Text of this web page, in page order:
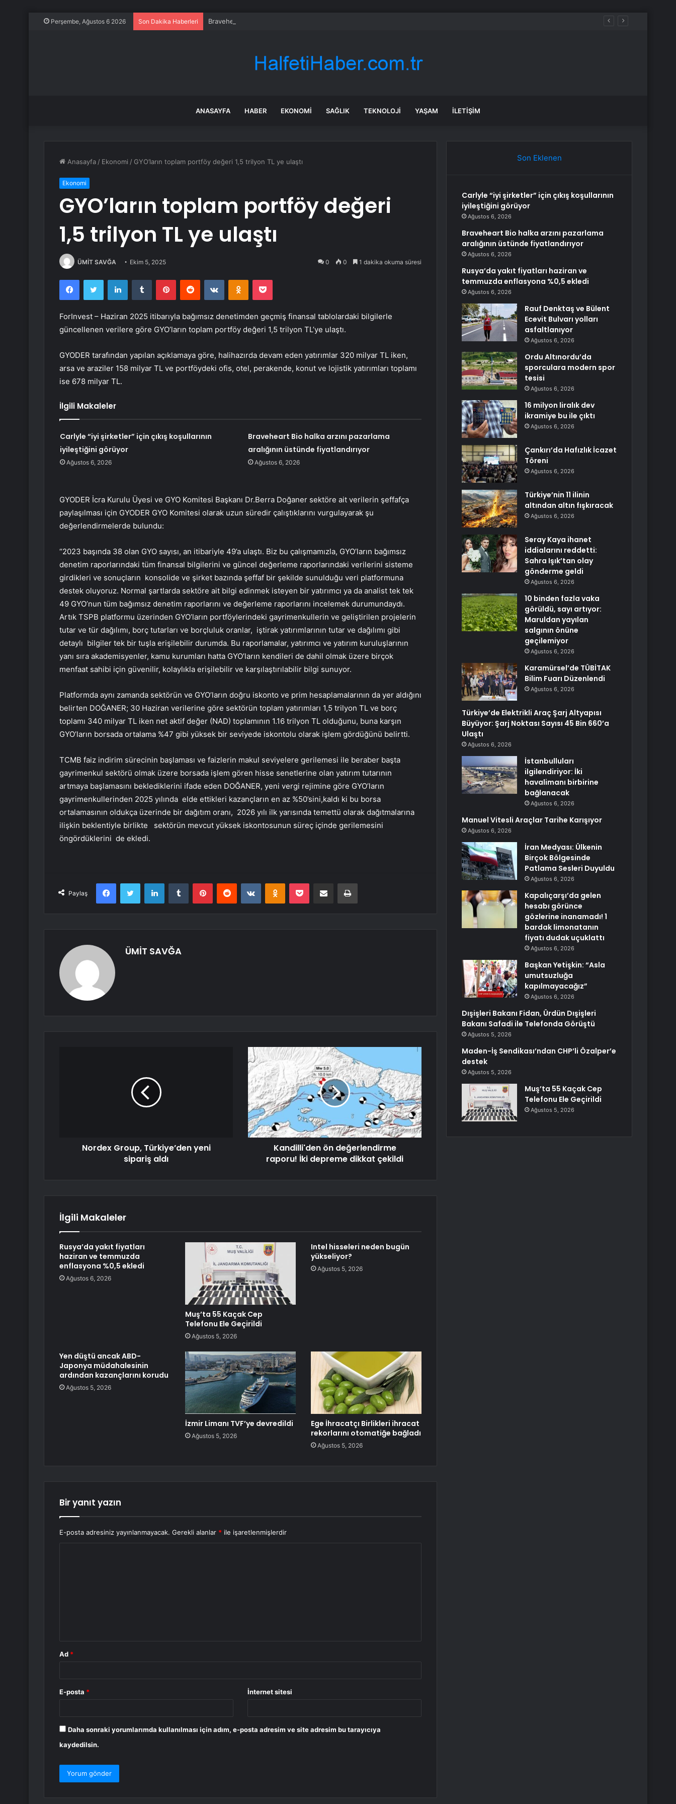
Perşembe, Ağustos 6 2026 Son Dakika Haberleri Braveheart Bio halka arzını pazarlama aralığının üstünde fiyatlandırıyor
ANASAYFA HABER EKONOMI SAĞLIK TEKNOLOJI YAŞAM İLETIŞIM
Anasayfa / Ekonomi / GYO’ların toplam portföy değeri 1,5 trilyon TL ye ulaştı
Ekonomi
GYO’ların toplam portföy değeri
1,5 trilyon TL ye ulaştı
ÜMİT SAVĞA Ekim 5, 2025 0 0 1 dakika okuma süresi
FacebookTwitter LinkedInTumblr PinterestReddit VKontakteOdnoklassniki
Pocket
ForInvest – Haziran 2025 itibarıyla bağımsız denetimden geçmiş finansal tablolardaki bilgilerle
güncellenen verilere göre GYO’ların toplam portföy değeri 1,5 trilyon TL’ye ulaştı.
GYODER tarafından yapılan açıklamaya göre, halihazırda devam eden yatırımlar 320 milyar TL iken,
arsa ve araziler 158 milyar TL ve portföydeki ofis, otel, perakende, konut ve lojistik yatırımları toplamı
ise 678 milyar TL.
İlgili Makaleler
Carlyle “iyi şirketler” için çıkış koşullarının
iyileştiğini görüyor
Ağustos 6, 2026
Braveheart Bio halka arzını pazarlama
aralığının üstünde fiyatlandırıyor
Ağustos 6, 2026
GYODER İcra Kurulu Üyesi ve GYO Komitesi Başkanı Dr.Berra Doğaner sektöre ait verilerin şeffafça
paylaşılması için GYODER GYO Komitesi olarak uzun süredir çalıştıklarını vurgulayarak şu
değerlendirmelerde bulundu:
“2023 başında 38 olan GYO sayısı, an itibariyle 49’a ulaştı. Biz bu çalışmamızla, GYO’ların bağımsız
denetim raporlarındaki tüm finansal bilgilerini ve güncel değerleme raporlarındaki verilerini sisteme
girdikleri ve sonuçların konsolide ve şirket bazında şeffaf bir şekilde sunulduğu veri platformuna
destek oluyoruz. Normal şartlarda sektöre ait bilgi edinmek isteyen bir yatırımcı ya da analist tek tek
49 GYO’nun tüm bağımsız denetim raporlarını ve değerleme raporlarını incelemek durumundaydı.
Artık TSPB platformu üzerinden GYO’ların portföylerindeki gayrimenkullerin ve geliştirilen projelerin
tutar ve tür dağılımı, borç tutarları ve borçluluk oranlar, iştirak yatırımlarının tutar ve dağılımı gibi
detaylı bilgiler tek bir tuşla erişilebilir durumda. Bu raporlamalar, yatırımcı ve yatırım kuruluşlarının
yanı sıra akademisyenler, kamu kurumları hatta GYO’ların kendileri de dahil olmak üzere birçok
menfaat sahibi için güvenilir, kolaylıkla erişilebilir ve karşılaştırılabilir bilgi sunuyor.
Platformda aynı zamanda sektörün ve GYO’ların doğru iskonto ve prim hesaplamalarının da yer aldığını
belirten DOĞANER; 30 Haziran verilerine göre sektörün toplam yatırımları 1,5 trilyon TL ve borç
toplamı 340 milyar TL iken net aktif değer (NAD) toplamının 1.16 trilyon TL olduğunu, buna karşın
GYO’ların borsada ortalama %47 gibi yüksek bir seviyede iskontolu olarak işlem gördüğünü belirtti.
TCMB faiz indirim sürecinin başlaması ve faizlerin makul seviyelere gerilemesi ile beraber başta
gayrimenkul sektörü olmak üzere borsada işlem gören hisse senetlerine olan yatırım tutarının
artmaya başlamasını beklediklerini ifade eden DOĞANER, yeni vergi rejimine göre GYO’ların
gayrimenkullerinden 2025 yılında elde ettikleri kazançların en az %50’sini,kaldı ki bu borsa
ortalamasının oldukça üzerinde bir dağıtım oranı, 2026 yılı ilk yarısında temettü olarak dağıtmalarına
ilişkin beklentiyle birlikte sektörün mevcut yüksek iskontosunun süreç içinde gerilemesini
öngördüklerini de ekledi.
Paylaş
FacebookTwitter LinkedInTumblr PinterestReddit VKontakteOdnoklassniki
Pocket E-Posta ile paylaş Yazdır
ÜMİT SAVĞA
Nordex Group, Türkiye’den yeni
sipariş aldı
Kandilli'den ön değerlendirme
raporu! İki depreme dikkat çekildi
İlgili Makaleler
Rusya’da yakıt fiyatları
haziran ve temmuzda
enflasyona %0,5 ekledi
Ağustos 6, 2026
Muş’ta 55 Kaçak Cep
Telefonu Ele Geçirildi
Ağustos 5, 2026
Intel hisseleri neden bugün
yükseliyor?
Ağustos 5, 2026
Yen düştü ancak ABD-
Japonya müdahalesinin
ardından kazançlarını korudu
Ağustos 5, 2026
İzmir Limanı TVF’ye devredildi
Ağustos 5, 2026
Ege İhracatçı Birlikleri ihracat
rekorlarını otomatiğe bağladı
Ağustos 5, 2026
Bir yanıt yazın
E-posta adresiniz yayınlanmayacak. Gerekli alanlar * ile işaretlenmişlerdir
Ad *
E-posta * İnternet sitesi
Daha sonraki yorumlarımda kullanılması için adım, e-posta adresim ve site adresim bu tarayıcıya
kaydedilsin.
Son Eklenen
Carlyle “iyi şirketler” için çıkış koşullarının
iyileştiğini görüyor
Ağustos 6, 2026
Braveheart Bio halka arzını pazarlama
aralığının üstünde fiyatlandırıyor
Ağustos 6, 2026
Rusya’da yakıt fiyatları haziran ve
temmuzda enflasyona %0,5 ekledi
Ağustos 6, 2026
Rauf Denktaş ve Bülent
Ecevit Bulvarı yolları
asfaltlanıyor
Ağustos 6, 2026
Ordu Altınordu’da
sporculara modern spor
tesisi
Ağustos 6, 2026
16 milyon liralık dev
ikramiye bu ile çıktı
Ağustos 6, 2026
Çankırı’da Hafızlık İcazet
Töreni
Ağustos 6, 2026
Türkiye’nin 11 ilinin
altından altın fışkıracak
Ağustos 6, 2026
Seray Kaya ihanet
iddialarını reddetti:
Sahra Işık’tan olay
gönderme geldi
Ağustos 6, 2026
10 binden fazla vaka
görüldü, sayı artıyor:
Maruldan yayılan
salgının önüne
geçilemiyor
Ağustos 6, 2026
Karamürsel’de TÜBİTAK
Bilim Fuarı Düzenlendi
Ağustos 6, 2026
Türkiye’de Elektrikli Araç Şarj Altyapısı
Büyüyor: Şarj Noktası Sayısı 45 Bin 660’a
Ulaştı
Ağustos 6, 2026
İstanbulluları
ilgilendiriyor: İki
havalimanı birbirine
bağlanacak
Ağustos 6, 2026
Manuel Vitesli Araçlar Tarihe Karışıyor
Ağustos 6, 2026
İran Medyası: Ülkenin
Birçok Bölgesinde
Patlama Sesleri Duyuldu
Ağustos 6, 2026
Kapalıçarşı’da gelen
hesabı görünce
gözlerine inanamadı! 1
bardak limonatanın
fiyatı dudak uçuklattı
Ağustos 6, 2026
Başkan Yetişkin: “Asla
umutsuzluğa
kapılmayacağız”
Ağustos 6, 2026
Dışişleri Bakanı Fidan, Ürdün Dışişleri
Bakanı Safadi ile Telefonda Görüştü
Ağustos 5, 2026
Maden-İş Sendikası’ndan CHP’li Özalper’e
destek
Ağustos 5, 2026
Muş’ta 55 Kaçak Cep
Telefonu Ele Geçirildi
Ağustos 5, 2026